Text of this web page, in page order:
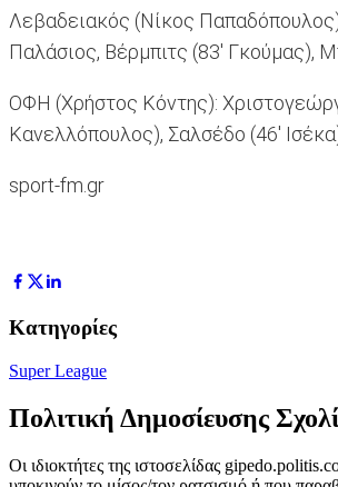
Λεβαδειακός (Νίκος
Παλάσιος, Βέρμπιτς (83' Γκούμας),
ΟΦΗ (Χρήστος Κόντης):
Κανελλόπουλος), Σαλσέδο (46'
sport-fm.gr
Κατηγορίες
Super League
Πολιτική Δημοσίευσης
Οι ιδιοκτήτες της ιστοσελίδας